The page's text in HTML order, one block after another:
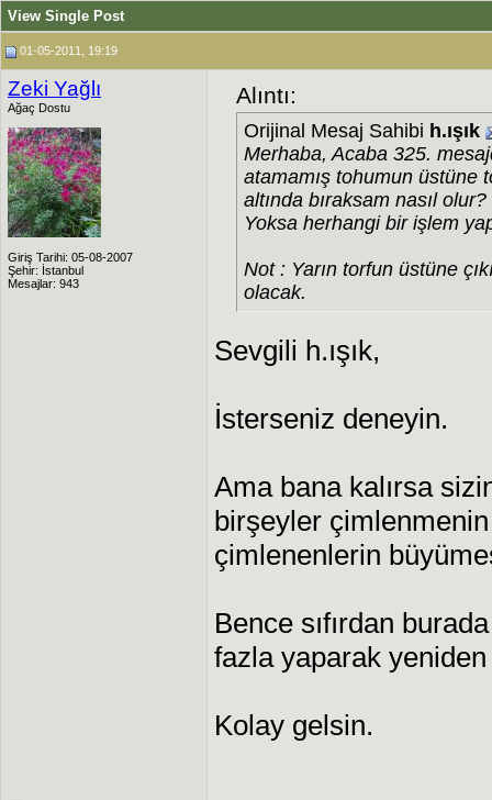
View Single Post
01-05-2011, 19:19
Zeki Yağlı
Ağaç Dostu
Giriş Tarihi: 05-08-2007
Şehir: İstanbul
Mesajlar: 943
Alıntı:
Orijinal Mesaj Sahibi h.ışık
Merhaba, Acaba 325.
atamamış tohumun üstüne
altında bıraksam nasıl olur?
Yoksa herhangi bir işlem
Not : Yarın torfun üstüne
olacak.
Sevgili h.ışık,
İsterseniz deneyin.
Ama bana kalırsa
birşeyler çimlenmenin
çimlenenlerin
Bence sıfırdan
fazla yaparak yeniden
Kolay gelsin.